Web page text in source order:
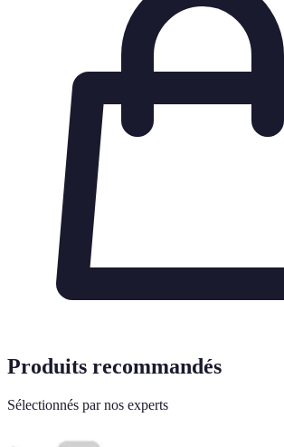
Produits recommandés
Sélectionnés par nos experts